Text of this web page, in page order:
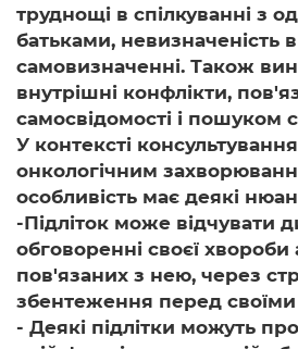
труднощі в спілкуванні з
батьками, невизначеність
самовизначенні. Також
внутрішні конфлікти,
самосвідомості і пошуком
У контексті консультування
онкологічним
особливість має деякі
-Підліток може відчувати
обговоренні своєї хвороби
пов'язаних з нею, через
збентеження перед
- Деякі підлітки можуть